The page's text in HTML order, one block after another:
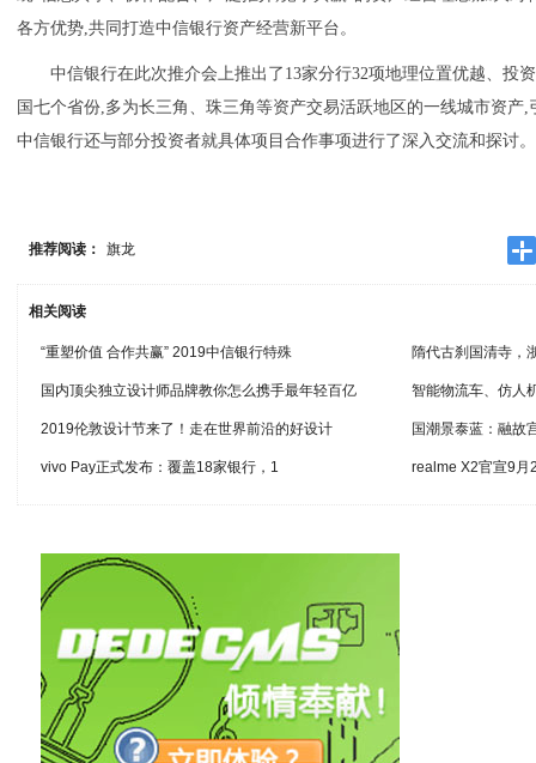
各方优势,共同打造中信银行资产经营新平台。
中信银行在此次推介会上推出了13家分行32项地理位置优越、投
国七个省份,多为长三角、珠三角等资产交易活跃地区的一线城市资产
中信银行还与部分投资者就具体项目合作事项进行了深入交流和探讨。
推荐阅读： 旗龙
相关阅读
“重塑价值 合作共赢” 2019中信银行特殊 隋代古刹国清寺，
国内顶尖独立设计师品牌教你怎么携手最年轻百亿 智能物流车、仿人
2019伦敦设计节来了！走在世界前沿的好设计 国潮景泰蓝：融故
vivo Pay正式发布：覆盖18家银行，1 realme X2官宣9月